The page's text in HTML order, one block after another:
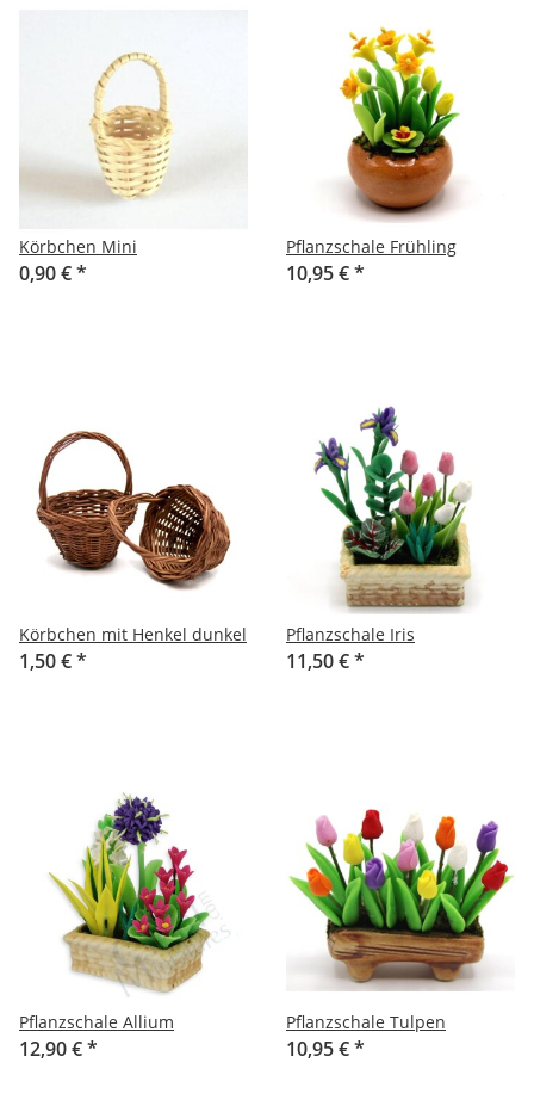
Körbchen Mini
0,90 €*
Pflanzschale Frühling
10,95 €*
Körbchen mit Henkel dunkel
1,50 €*
Pflanzschale Iris
11,50 €*
Pflanzschale Allium
12,90 €*
Pflanzschale Tulpen
10,95 €*